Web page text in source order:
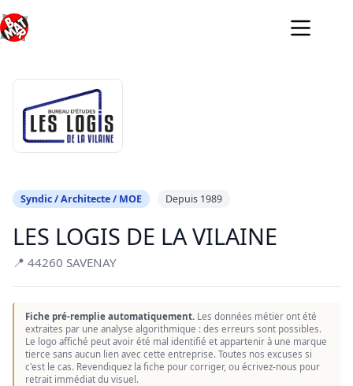
au
contenu
Syndic / Architecte / MOE Depuis 1989
LES LOGIS DE LA VILAINE
📍 44260 SAVENAY
Fiche pré-remplie automatiquement. Les données métier ont été
extraites par une analyse algorithmique : des erreurs sont possibles.
Le logo affiché peut avoir été mal identifié et appartenir à une marque
tierce sans aucun lien avec cette entreprise. Toutes nos excuses si
c'est le cas. Revendiquez la fiche pour corriger, ou écrivez-nous pour
retrait immédiat du visuel.